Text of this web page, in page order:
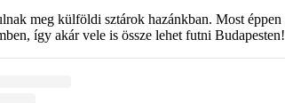
meg külföldi sztárok hazánkban. Most éppen
így akár vele is össze lehet futni Budapesten!